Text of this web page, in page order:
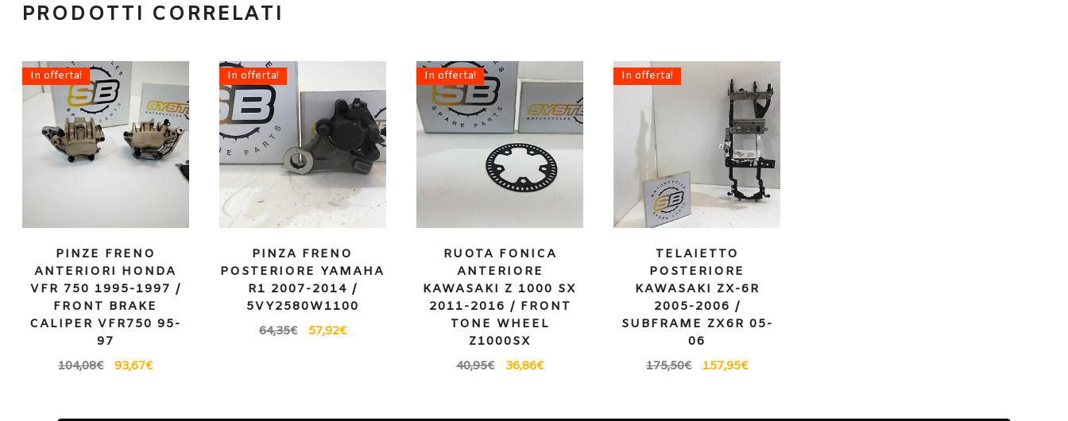
PRODOTTI CORRELATI
In offerta!
PINZE FRENO
ANTERIORI HONDA
VFR 750 1995-1997 /
FRONT BRAKE
CALIPER VFR750 95-
97
104,08€ 93,67€
In offerta!
PINZA FRENO
POSTERIORE YAMAHA
R1 2007-2014 /
5VY2580W1100
64,35€ 57,92€
In offerta!
RUOTA FONICA
ANTERIORE
KAWASAKI Z 1000 SX
2011-2016 / FRONT
TONE WHEEL
Z1000SX
40,95€ 36,86€
In offerta!
TELAIETTO
POSTERIORE
KAWASAKI ZX-6R
2005-2006 /
SUBFRAME ZX6R 05-
06
175,50€ 157,95€